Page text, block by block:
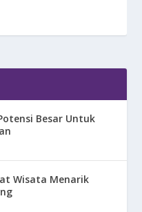
Besar Untuk
Wisata Menarik